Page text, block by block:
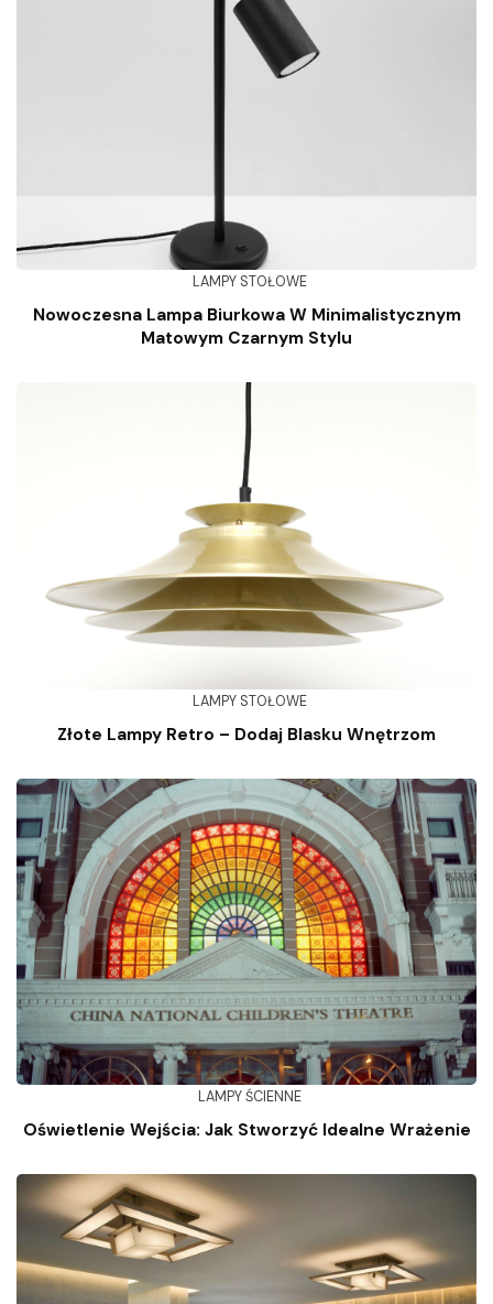
LAMPY STOŁOWE
Nowoczesna Lampa Biurkowa W Minimalistycznym
Matowym Czarnym Stylu
LAMPY STOŁOWE
Złote Lampy Retro – Dodaj Blasku Wnętrzom
LAMPY ŚCIENNE
Oświetlenie Wejścia: Jak Stworzyć Idealne Wrażenie